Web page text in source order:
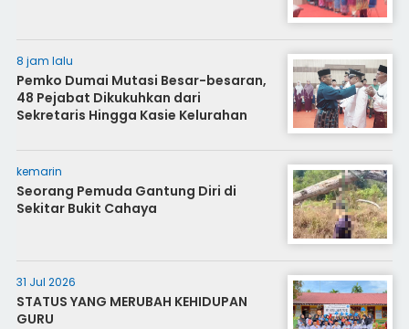
8 jam lalu
Pemko Dumai Mutasi Besar-besaran,
48 Pejabat Dikukuhkan dari
Sekretaris Hingga Kasie Kelurahan
kemarin
Seorang Pemuda Gantung Diri di
Sekitar Bukit Cahaya
31 Jul 2026
STATUS YANG MERUBAH KEHIDUPAN
GURU